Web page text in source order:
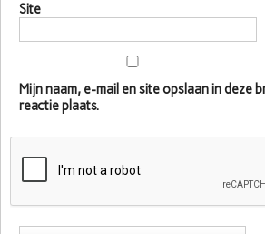
Site
Mijn naam, e-mail en site opslaan in
reactie plaats.